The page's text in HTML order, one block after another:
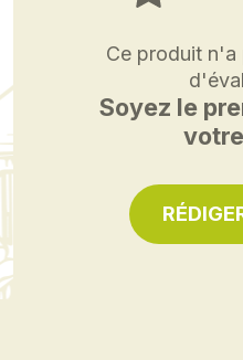
Ce produit n'a
Soyez le